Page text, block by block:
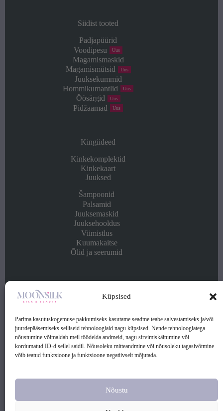
Küpsised
Parima kasutuskogemuse pakkumiseks kasutame seadme teabe salvestamiseks ja/või
juurdepääsemiseks selliseid tehnoloogiaid nagu küpsised. Nende tehnoloogiatega
nõustumine võimaldab meil töödelda andmeid, nagu sirvimiskäitumine või
kordumatud ID-d sellel saidil. Nõusoleku mitteandmine või nõusoleku tagasivõtmine
võib teatud funktsioone ja funktsioone negatiivselt mõjutada.
Nõustu
Siidist tooted
Padjapüürid
Voodipesu
Uus
Magamismaskid
Magamismütsid
Uus
Juuksekummid
Hommikumantlid
Uus
Öösärgid Uus
Pidžaamad Uus
Kingiideed
Kinkekomplektid
Kinkekaart
Juuksed
Šampoonid
Palsamid
Juuksemaskid
Juuksehooldus
Viimistlus
Kuumakaitse
Õlid ja seerumid
Kontakt
Privaatsuspoliitika
Kontakt:
Copyright © 2026 moonsilk.ee